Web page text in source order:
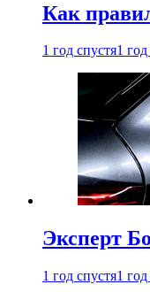
Как
1 год спустя1
Эксперт
1 год спустя1